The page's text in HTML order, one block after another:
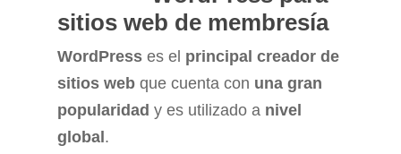
sitios web de membresía
WordPress es el principal creador de
sitios web que cuenta con una gran
popularidad y es utilizado a nivel
global .